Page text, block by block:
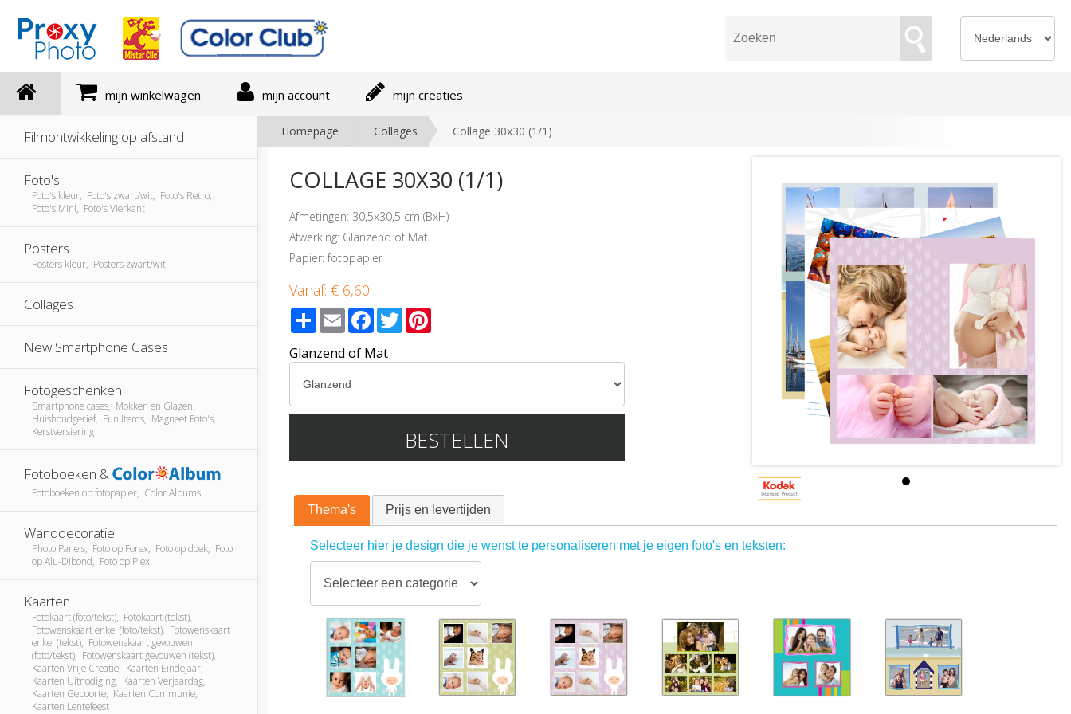
mijn winkelwagen mijn account mijn creaties
Filmontwikkeling op afstand
Foto's
Foto's kleur, Foto's zwart/wit, Foto's Retro,
Foto's Mini, Foto's Vierkant
Posters
Posters kleur, Posters zwart/wit
Collages
New Smartphone Cases
Fotogeschenken
Smartphone cases, Mokken en Glazen,
Huishoudgerief, Fun Items, Magneet Foto's,
Kerstversiering
Fotoboeken &
Fotoboeken op fotopapier, Color Albums
Wanddecoratie
Photo Panels, Foto op Forex, Foto op doek, Foto
op Alu-Dibond, Foto op Plexi
Kaarten
Fotokaart (foto/tekst), Fotokaart (tekst),
Fotowenskaart enkel (foto/tekst), Fotowenskaart
enkel (tekst), Fotowenskaart gevouwen
(foto/tekst), Fotowenskaart gevouwen (tekst),
Kaarten Vrije Creatie, Kaarten Eindejaar,
Kaarten Uitnodiging, Kaarten Verjaardag,
Kaarten Geboorte, Kaarten Communie,
Kaarten Lentefeest
Homepage Collages Collage 30x30 (1/1)
COLLAGE 30X30 (1/1)
Afmetingen: 30,5x30,5 cm (BxH)
Afwerking: Glanzend of Mat
Papier: fotopapier
Vanaf: € 6,60
ShareEmailFacebook
TwitterPinterest
Glanzend of Mat
BESTELLEN
Thema's Prijs en levertijden
Selecteer hier je design die je wenst te personaliseren met je eigen foto's en teksten: